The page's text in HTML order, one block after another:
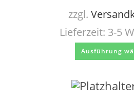
zzgl.
Lieferzeit: 3-5
Ausführung